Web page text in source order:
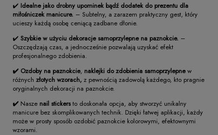
✔️ Idealne jako drobny upominek bądź dodatek do prezentu dla
miłośniczek manicure. – Subtelny, a zarazem praktyczny gest, który
ucieszy każdą osobę ceniącą zadbane dłonie.
✔️ Szybkie w użyciu dekoracje samoprzylepne na paznokcie. –
Oszczędzają czas, a jednocześnie pozwalają uzyskać efekt
profesjonalnego zdobienia.
✔️ Ozdoby na paznokcie, naklejki do zdobienia samoprzylepnew
różnych złotych wzorach, z pewnością zadowolą każdego, kto pragnie
oryginalnych dekoracji na paznokcie.
✔️ Nasze nail stickersto doskonała opcja, aby stworzyć unikalny
manicure bez skomplikowanych technik. Dzięki łatwej aplikacji, każdy
może w prosty sposób ozdobić paznokcie kolorowymi, efektownymi
wzorami.